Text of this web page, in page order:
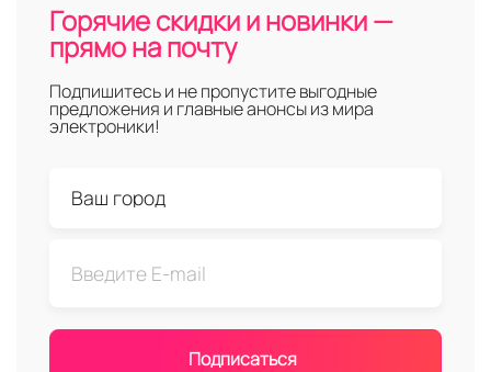
Горячие скидки и новинки —
прямо на почту
Подпишитесь и не пропустите выгодные
предложения и главные анонсы из мира
электроники!
Подписаться